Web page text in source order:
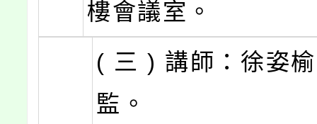
樓會議室。
( 三 ) 講師：徐姿
監。